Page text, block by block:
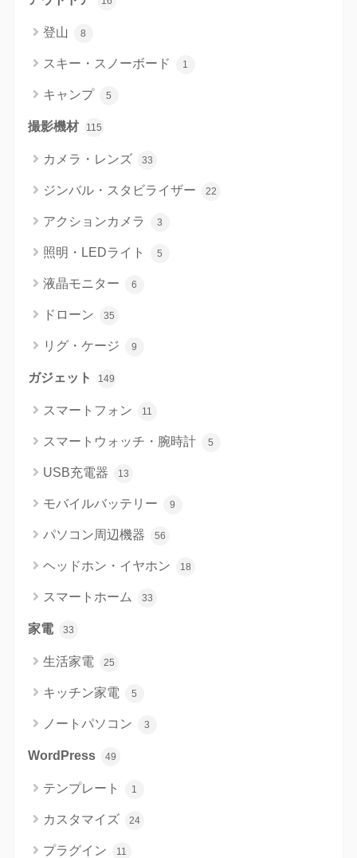
登山 8
スキー・スノーボード 1
キャンプ 5
撮影機材 115
カメラ・レンズ 33
ジンバル・スタビライザー 22
アクションカメラ 3
照明・LEDライト 5
液晶モニター 6
ドローン 35
リグ・ケージ 9
ガジェット 149
スマートフォン 11
スマートウォッチ・腕時計 5
USB充電器 13
モバイルバッテリー 9
パソコン周辺機器 56
ヘッドホン・イヤホン 18
スマートホーム 33
家電 33
生活家電 25
キッチン家電 5
ノートパソコン 3
WordPress 49
テンプレート 1
カスタマイズ 24
プラグイン 11